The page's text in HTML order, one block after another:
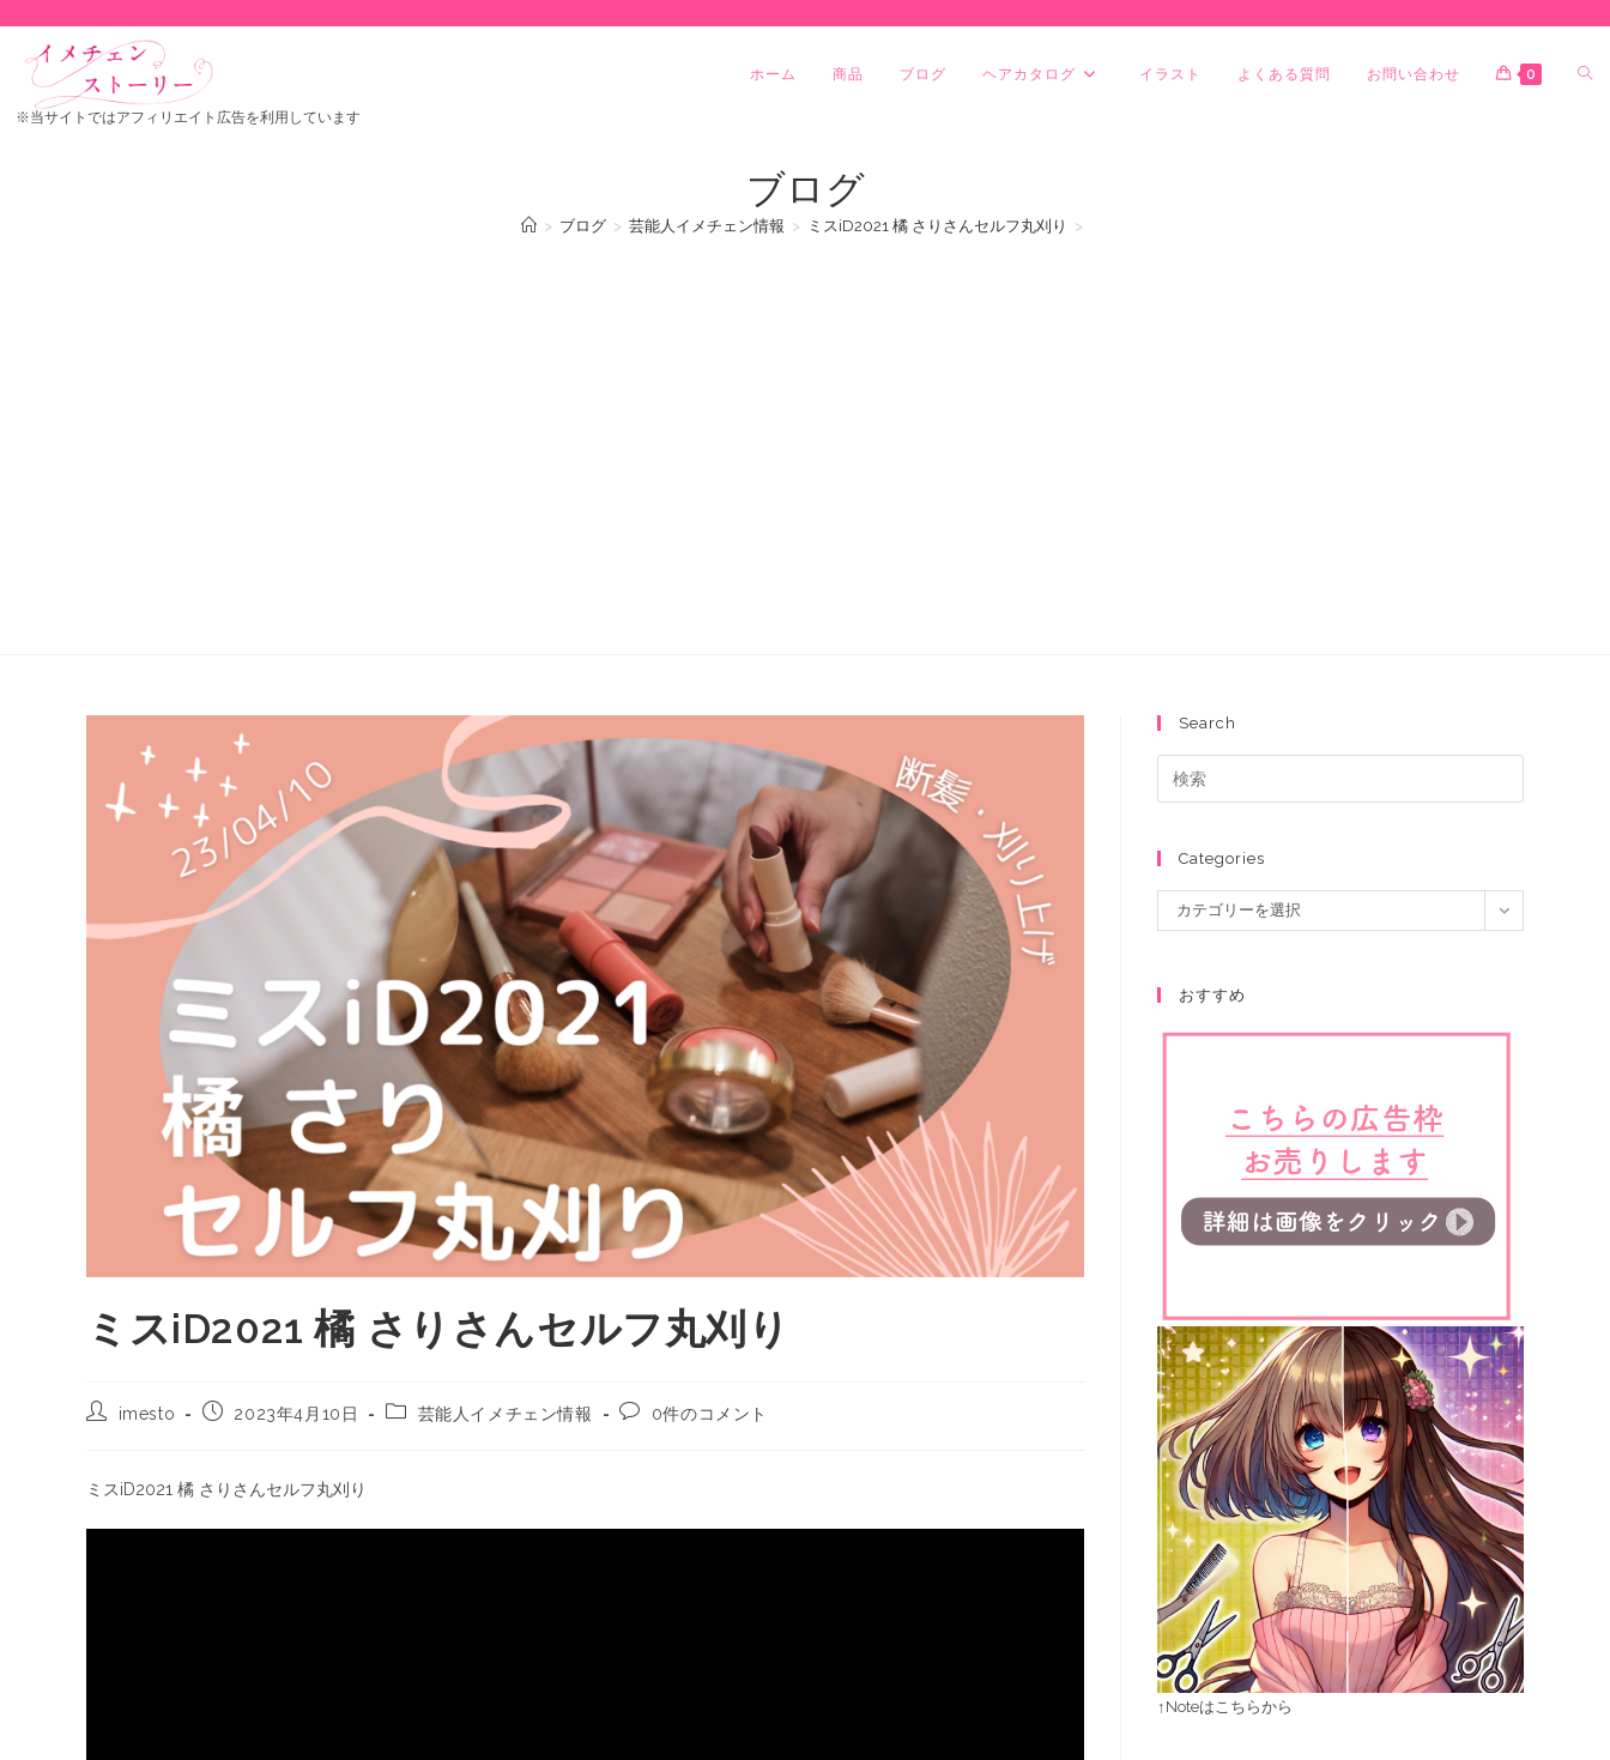
※当サイトではアフィリエイト広告を利用しています
ホーム 商品 ブログ ヘアカタログ イラスト よくある質問 お問い合わせ 0
ブログ
> ブログ > 芸能人イメチェン情報 > ミスiD2021 橘 さりさんセルフ丸刈り >
ミスiD2021 橘 さりさんセルフ丸刈り
imesto 2023年4月10日 芸能人イメチェン情報 0件のコメント
ミスiD2021 橘 さりさんセルフ丸刈り
Search
Categories
カテゴリーを選択
おすすめ
↑Noteはこちらから